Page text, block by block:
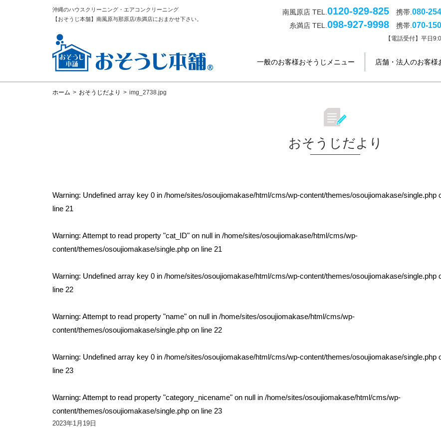
沖縄のハウスクリーニング・エアコンクリーニング
【おそうじ本舗】南風原与那原店/糸満店におまかせ下さい。
南風原店 TEL. 0120-929-825携帯. 080-
糸満店 TEL. 098-927-9998携帯. 070-
【電話受付】平日
一般のお客様おそうじメニュー 店舗・法人のお客様
ホーム > おそうじだより > img_2738.jpg
おそうじだより
Warning: Undefined array key 0 in /home/sites/osoujiomakase/html/cms/wp-content/themes/osoujiomakase/single.php
line 21
Warning: Attempt to read property "cat_ID" on null in /home/sites/osoujiomakase/html/cms/wp-
content/themes/osoujiomakase/single.phpon line 21
Warning: Undefined array key 0 in /home/sites/osoujiomakase/html/cms/wp-content/themes/osoujiomakase/single.php
line 22
Warning: Attempt to read property "name" on null in /home/sites/osoujiomakase/html/cms/wp-
content/themes/osoujiomakase/single.phpon line 22
Warning: Undefined array key 0 in /home/sites/osoujiomakase/html/cms/wp-content/themes/osoujiomakase/single.php
line 23
Warning: Attempt to read property "category_nicename" on null in /home/sites/osoujiomakase/html/cms/wp-
content/themes/osoujiomakase/single.phpon line 23
2023年1月19日